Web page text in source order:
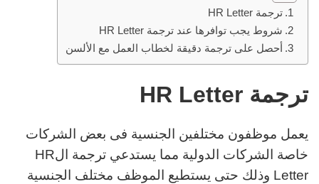
ترجمة HR Letter
شروط يجب توافرها عند ترجمة HR Letter
أحصل على ترجمة دقيقة لخطاب العمل مع الألسن
ترجمة HR Letter
يعمل موظفون مختلفين الجنسية فى بعض الشركات
خاصة الشركات الدولية مما يستدعي ترجمة الHR
Letter وذلك حتى يستطيع الموظف مختلف الجنسية